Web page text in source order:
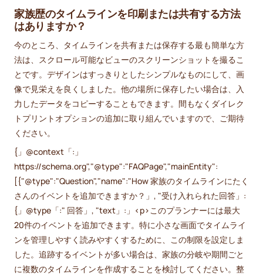
家族歴のタイムラインを印刷または共有する方法
はありますか？
今のところ、タイムラインを共有または保存する最も簡単な方
法は、スクロール可能なビューのスクリーンショットを撮るこ
とです。デザインはすっきりとしたシンプルなものにして、画
像で見栄えを良くしました。他の場所に保存したい場合は、入
力したデータをコピーすることもできます。間もなくダイレク
トプリントオプションの追加に取り組んでいますので、ご期待
ください。
{」@context「:」
https://schema.org","@type":"FAQPage","mainEntity":
[{"@type":"Question","name":"How 家族のタイムラインにたく
さんのイベントを追加できますか？」, "受け入れられた回答」:
{」@type「:" 回答」, "text」:」<p>このプランナーには最大
20件のイベントを追加できます。特に小さな画面でタイムライ
ンを管理しやすく読みやすくするために、この制限を設定しま
した。追跡するイベントが多い場合は、家族の分岐や期間ごと
に複数のタイムラインを作成することを検討してください。整